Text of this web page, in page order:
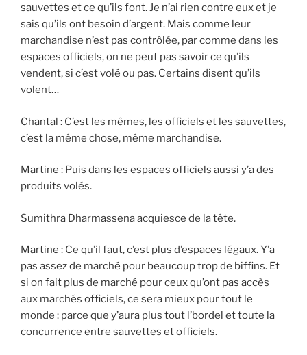
sauvettes et ce qu’ils font. Je n’ai rien contre eux et je
sais qu’ils ont besoin d’argent. Mais comme leur
marchandise n’est pas contrôlée, par comme dans les
espaces officiels, on ne peut pas savoir ce qu’ils
vendent, si c’est volé ou pas. Certains disent qu’ils
volent…
Chantal : C’est les mêmes, les officiels et les sauvettes,
c’est la même chose, même marchandise.
Martine : Puis dans les espaces officiels aussi y’a des
produits volés.
Sumithra Dharmassena acquiesce de la tête.
Martine : Ce qu’il faut, c’est plus d’espaces légaux. Y’a
pas assez de marché pour beaucoup trop de biffins. Et
si on fait plus de marché pour ceux qu’ont pas accès
aux marchés officiels, ce sera mieux pour tout le
monde : parce que y’aura plus tout l’bordel et toute la
concurrence entre sauvettes et officiels.